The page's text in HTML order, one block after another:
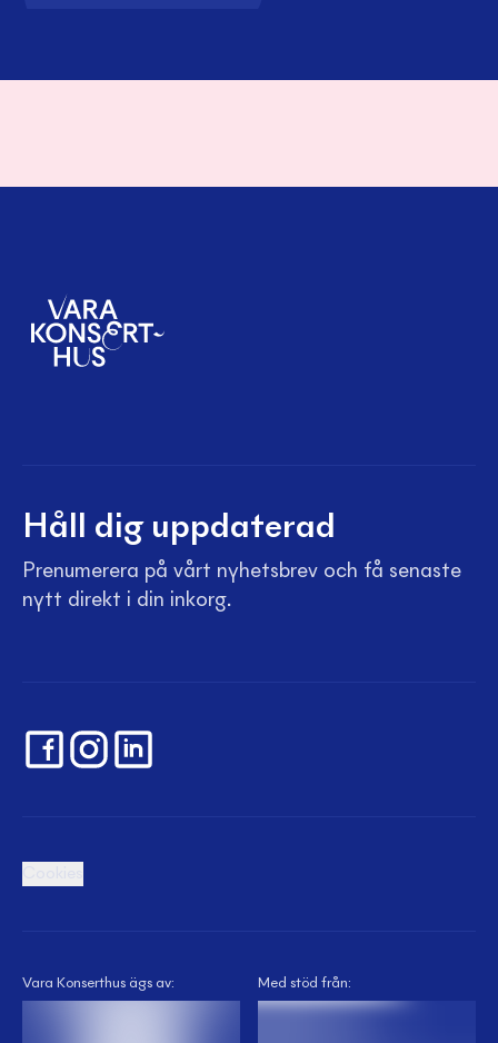
Håll dig uppdaterad
Prenumerera på vårt nyhetsbrev och få senaste
nytt direkt i din inkorg.
Vara Konserthus ägs av: Med stöd från: